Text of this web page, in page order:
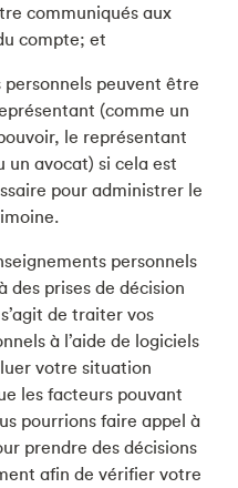
communiqués aux
compte; et
peuvent être
(comme un
le représentant
un avocat) si cela est
pour administrer le
personnels
des prises de décision
de traiter vos
à l’aide de logiciels
votre situation
les facteurs pouvant
pourrions faire appel à
prendre des décisions
afin de vérifier votre